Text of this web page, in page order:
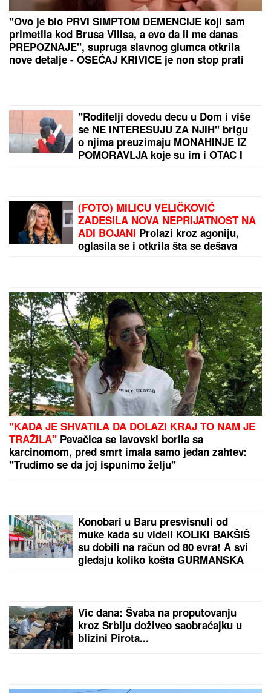
jednom govorila: "Ceo dan sam bila
zaključana"
BLOKADERI IMAJU "REZERVNE" KANDIDATE!Šok
otkriće Vučićevića: Jedne izbacuju, druge drže u
rezervi - Ovo je spisak (FOTO/VIDEO)
PONOVO ZGROZIO SVET!